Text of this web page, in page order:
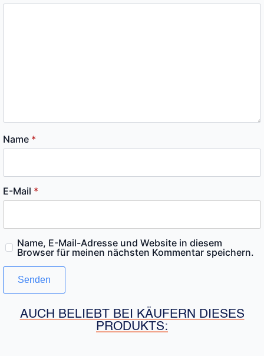
Name *
E-Mail *
Name, E-Mail-Adresse und Website in diesem
Browser für meinen nächsten Kommentar speichern.
AUCH BELIEBT BEI KÄUFERN DIESES
PRODUKTS: